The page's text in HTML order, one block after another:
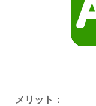
メリット：